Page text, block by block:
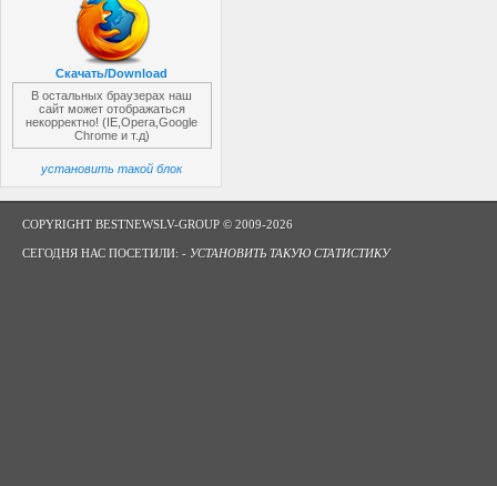
Скачать/Download
В остальных браузерах наш
сайт может отображаться
некорректно! (IE,Opera,Google
Chrome и т.д)
установить такой блок
COPYRIGHT BESTNEWSLV-GROUP © 2009-2026
СЕГОДНЯ НАС ПОСЕТИЛИ: - УСТАНОВИТЬ ТАКУЮ СТАТИСТИКУ